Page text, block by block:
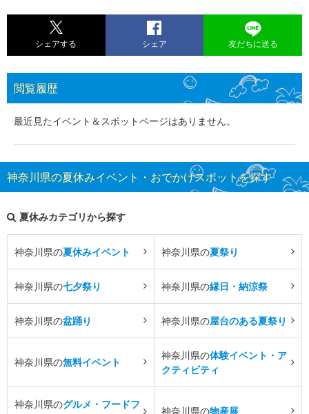
シェアする シェア 友だちに送る
閲覧履歴
最近見たイベント＆スポットページはありません。
神奈川県の夏休みイベント・おでかけスポットを探す
夏休みカテゴリから探す
神奈川県の夏休みイベント 神奈川県の夏祭り
神奈川県の七夕祭り 神奈川県の縁日・納涼祭
神奈川県の盆踊り 神奈川県の屋台のある夏祭り
神奈川県の無料イベント
神奈川県の体験イベント・ア
クティビティ
神奈川県のグルメ・フードフ
神奈川県の物産展